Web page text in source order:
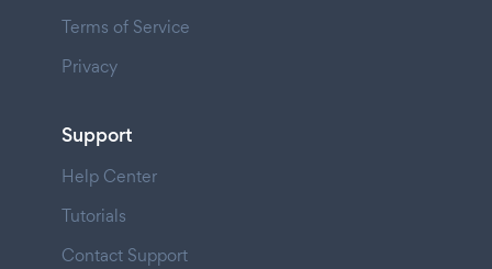
Terms of Service
Privacy
Support
Help Center
Tutorials
Contact Support